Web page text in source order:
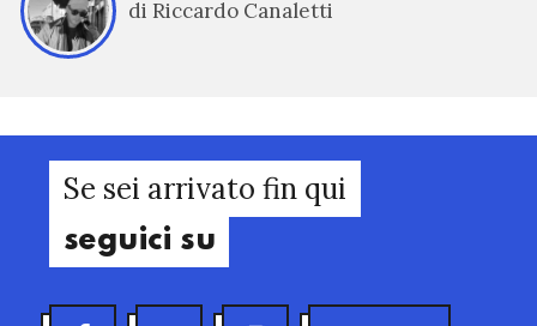
di Riccardo Canaletti
Se sei arrivato fin qui
seguici su